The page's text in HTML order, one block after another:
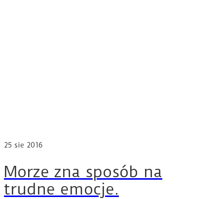
25 sie 2016
Morze zna sposób na
trudne emocje.